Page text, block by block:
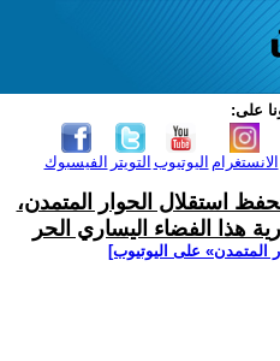
على:
الفيسبوك التويتر اليوتيوب الانستغرام
استقلال الحوار المتمدن،
هذا الفضاء اليساري الحر
المتمدن» على اليوتيوب]